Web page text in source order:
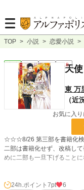
TOP > 小説 > 恋愛小説 >
完結 長編 R18天
東 万
（近
お気に入
☆☆☆8/26 第三部を書籍化検
二部は書籍化せず、改稿し
めに二部も一旦下げること
婚約破棄から始まる契約結
婚約者に腹違いの妹に心変
24h.ポイント 7pt
6